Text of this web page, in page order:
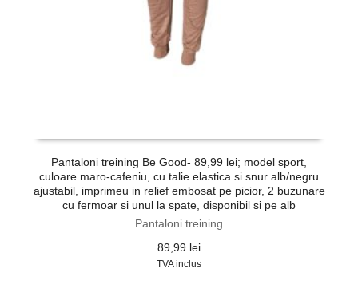
Pantaloni treining Be Good- 89,99 lei; model sport,
culoare maro-cafeniu, cu talie elastica si snur alb/negru
ajustabil, imprimeu in relief embosat pe picior, 2 buzunare
cu fermoar si unul la spate, disponibil si pe alb
Pantaloni treining
89,99 lei
TVA inclus